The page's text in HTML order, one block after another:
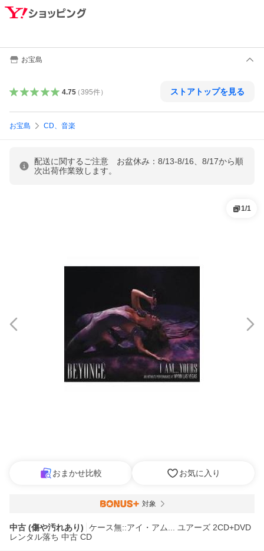
お宝島
4.75（395件） ストアトップを見る
お宝島 CD、音楽
配送に関するご注意 お盆休み：8/13-8/16、8/17から順
次出荷作業致します。
1/1
おまかせ比較 お気に入り
対象
中古 (傷や汚れあり)
ケース無::アイ・アム... ユアーズ 2CD+DVD
レンタル落ち 中古 CD